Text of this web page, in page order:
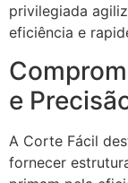
privilegiada
eficiência e
e
A Corte Fácil
fornecer